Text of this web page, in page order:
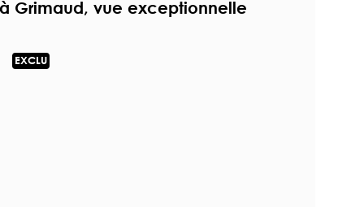
Grimaud, vue exceptionnelle
EXCLU